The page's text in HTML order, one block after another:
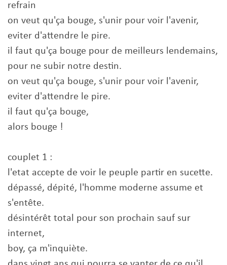
refrain
on veut qu'ça bouge, s'unir pour voir l'avenir,
eviter d'attendre le pire.
il faut qu'ça bouge pour de meilleurs lendemains,
pour ne subir notre destin.
on veut qu'ça bouge, s'unir pour voir l'avenir,
eviter d'attendre le pire.
il faut qu'ça bouge,
alors bouge !
couplet 1 :
l'etat accepte de voir le peuple partir en sucette.
dépassé, dépité, l'homme moderne assume et
s'entête.
désintérêt total pour son prochain sauf sur
internet,
boy, ça m'inquiète.